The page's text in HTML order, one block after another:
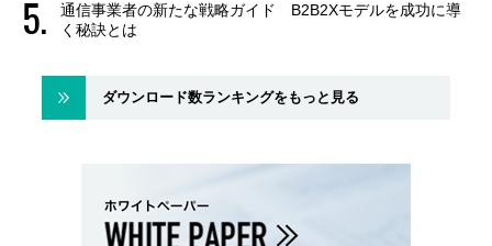
通信事業者の新たな戦略ガイド B2B2Xモデルを成功に導
く秘訣とは
ダウンロード数ランキングをもっと見る